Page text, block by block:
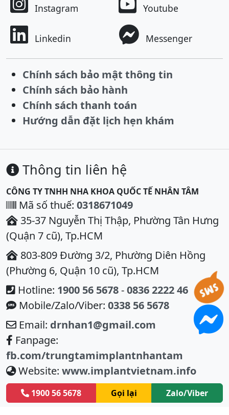
Instagram Youtube
Linkedin Messenger
Chính sách bảo mật thông tin
Chính sách bảo hành
Chính sách thanh toán
Hướng dẫn đặt lịch hẹn khám
Thông tin liên hệ
CÔNG TY TNHH NHA KHOA QUỐC TẾ NHÂN TÂM
Mã số thuế: 0318671049
35-37 Nguyễn Thị Thập, Phường Tân Hưng
(Quận 7 cũ), Tp.HCM
803-809 Đường 3/2, Phường Diên Hồng
(Phường 6, Quận 10 cũ), Tp.HCM
Hotline: 1900 56 5678-0836 2222 46
Mobile/Zalo/Viber: 0338 56 5678
Email: drnhan1@gmail.com
Fanpage:
fb.com/trungtamimplantnhantam
Website: www.implantvietnam.info
1900 56 5678 Gọi lại Zalo/Viber